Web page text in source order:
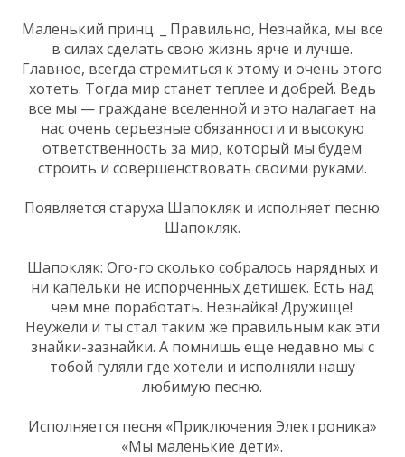
Маленький принц. _ Правильно, Незнайка, мы все
в силах сделать свою жизнь ярче и лучше.
Главное, всегда стремиться к этому и очень этого
хотеть. Тогда мир станет теплее и добрей. Ведь
все мы — граждане вселенной и это налагает на
нас очень серьезные обязанности и высокую
ответственность за мир, который мы будем
строить и совершенствовать своими руками.
Появляется старуха Шапокляк и исполняет песню
Шапокляк.
Шапокляк: Ого-го сколько собралось нарядных и
ни капельки не испорченных детишек. Есть над
чем мне поработать. Незнайка! Дружище!
Неужели и ты стал таким же правильным как эти
знайки-зазнайки. А помнишь еще недавно мы с
тобой гуляли где хотели и исполняли нашу
любимую песню.
Исполняется песня «Приключения Электроника»
«Мы маленькие дети».